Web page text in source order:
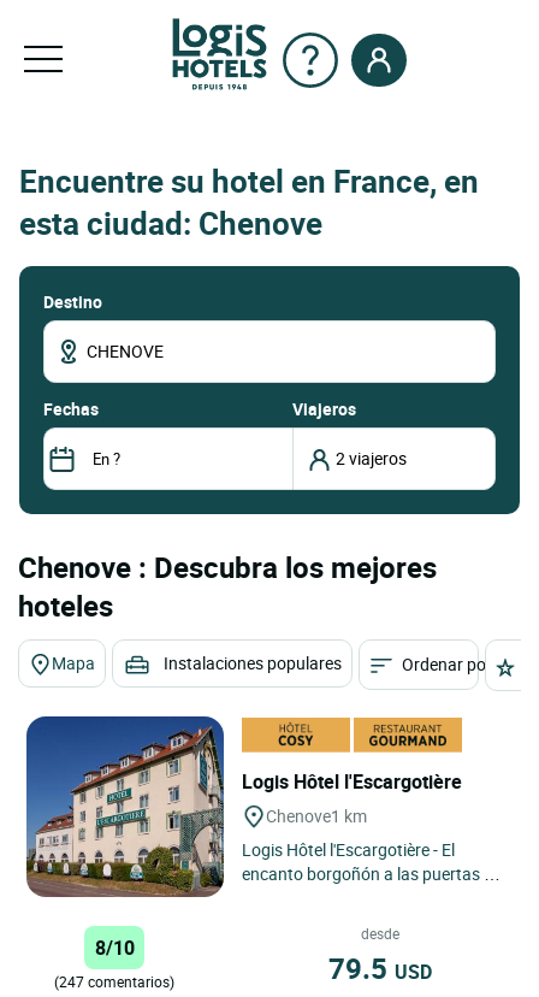
Encuentre su hotel en France, en
esta ciudad: Chenove
Destino
fechas Viajeros
Chenove : Descubra los mejores
hoteles
Mapa Instalaciones populares Ordenar por
Logis Hôtel l'Escargotière
Chenove1 km
Logis Hôtel l'Escargotière - El
encanto borgoñón a las puertas de
8/10
(247 comentarios)
desde
79.5 USD